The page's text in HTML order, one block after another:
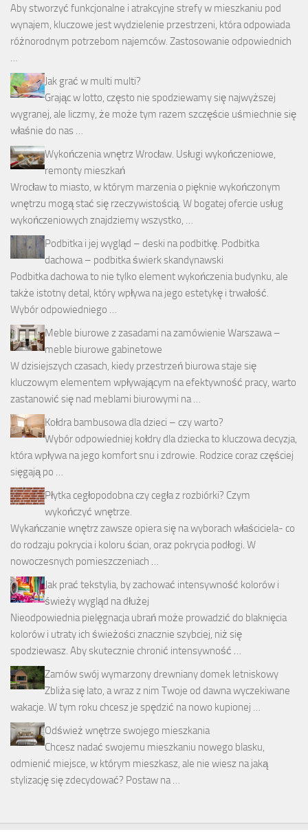
Aby stworzyć funkcjonalne i atrakcyjne strefy w mieszkaniu pod
wynajem, kluczowe jest wydzielenie przestrzeni, która odpowiada
różnorodnym potrzebom najemców. Zastosowanie odpowiednich
…
Jak grać w multi multi?
Grając w lotto, często nie spodziewamy się najwyższej
wygranej, ale liczmy, że może tym razem szczęście uśmiechnie się
właśnie do nas …
Wykończenia wnętrz Wrocław. Usługi wykończeniowe,
remonty mieszkań
Wrocław to miasto, w którym marzenia o pięknie wykończonym
wnętrzu mogą stać się rzeczywistością. W bogatej ofercie usług
wykończeniowych znajdziemy wszystko, …
Podbitka i jej wygląd – deski na podbitkę. Podbitka
dachowa – podbitka świerk skandynawski
Podbitka dachowa to nie tylko element wykończenia budynku, ale
także istotny detal, który wpływa na jego estetykę i trwałość.
Wybór odpowiedniego …
Meble biurowe z zasadami na zamówienie Warszawa –
meble biurowe gabinetowe
W dzisiejszych czasach, kiedy przestrzeń biurowa staje się
kluczowym elementem wpływającym na efektywność pracy, warto
zastanowić się nad meblami biurowymi na …
Kołdra bambusowa dla dzieci – czy warto?
Wybór odpowiedniej kołdry dla dziecka to kluczowa decyzja,
która wpływa na jego komfort snu i zdrowie. Rodzice coraz częściej
sięgają po …
Płytka cegłopodobna czy cegła z rozbiórki? Czym
wykończyć wnętrze.
Wykańczanie wnętrz zawsze opiera się na wyborach właściciela- co
do rodzaju pokrycia i koloru ścian, oraz pokrycia podłogi. W
nowoczesnych pomieszczeniach …
Jak prać tekstylia, by zachować intensywność kolorów i
świeży wygląd na dłużej
Nieodpowiednia pielęgnacja ubrań może prowadzić do blaknięcia
kolorów i utraty ich świeżości znacznie szybciej, niż się
spodziewasz. Aby skutecznie chronić intensywność …
Zamów swój wymarzony drewniany domek letniskowy
Zbliża się lato, a wraz z nim Twoje od dawna wyczekiwane
wakacje. W tym roku chcesz je spędzić na nowo kupionej …
Odśwież wnętrze swojego mieszkania
Chcesz nadać swojemu mieszkaniu nowego blasku,
odmienić miejsce, w którym mieszkasz, ale nie wiesz na jaką
stylizację się zdecydować? Postaw na …